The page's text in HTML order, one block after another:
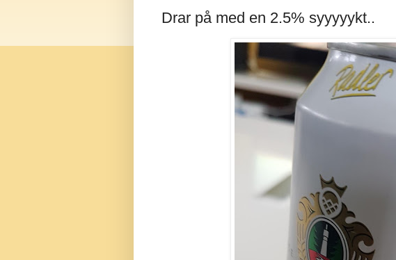
Drar på med en 2.5% syyyyykt..